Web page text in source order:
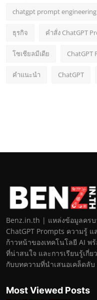
chatgpt prompt engineering
ธุรกิจ คำสั่ง ChatGPT
โซเชียลมีเดีย ChatGPT
คำแนะนำ ChatGPT
Benz.in.th | แหล่งข้อมูลครบ
ChatGPT Prompts ความรู้
ก้าวหน้าของเทคโนโลยี AI พ
ที่น่าสนใจ และการเรียนรู้เกี่
กับบทความที่นำเสนอเคล็ดลั
Most Viewed Posts